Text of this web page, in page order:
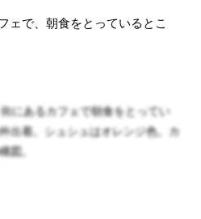
ェで、朝食をとっているとこ
にあるカフェで朝食をとってい
出着。シュシュはオレンジ色。カ
図。